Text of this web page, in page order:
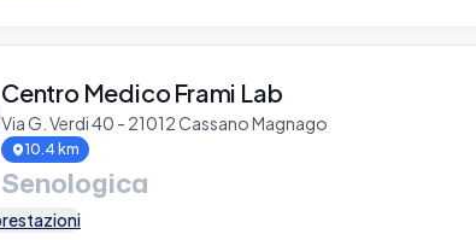
Centro Medico Frami Lab
Via G. Verdi 40 - 21012 Cassano Magnago
10.4 km